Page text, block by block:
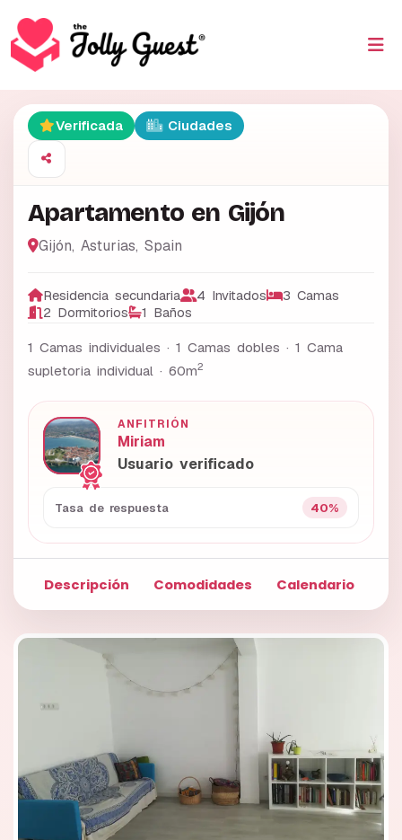
Verificada Ciudades
Apartamento en Gijón
Gijón, Asturias, Spain
Residencia secundaria 4 Invitados
3 Camas
2 Dormitorios
1 Baños
1 Camas individuales · 1 Camas dobles · 1 Cama
supletoria individual · 60m2
ANFITRIÓN
Miriam
Usuario verificado
Tasa de respuesta 40%
Descripción Comodidades Calendario